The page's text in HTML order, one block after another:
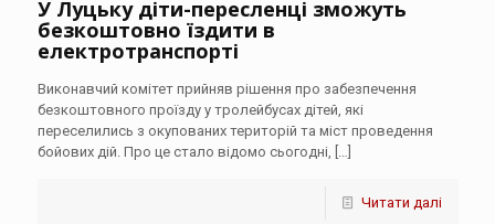
У Луцьку діти-пересленці зможуть
безкоштовно їздити в
електротранспорті
Виконавчий комітет прийняв рішення про забезпечення
безкоштовного проїзду у тролейбусах дітей, які
переселились з окупованих територій та міст проведення
бойових дій. Про це стало відомо сьогодні, […]
Читати далі